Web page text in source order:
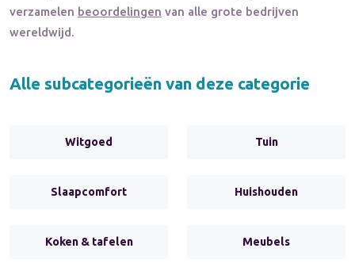
verzamelen beoordelingen van alle grote bedrijven
wereldwijd.
Alle subcategorieën van deze categorie
Witgoed Tuin
Slaapcomfort Huishouden
Koken & tafelen Meubels